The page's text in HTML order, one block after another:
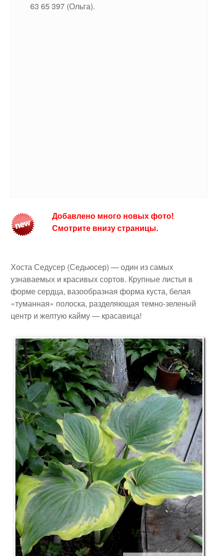
63 65 397 (Ольга).
Добавлено много новых фото!
Смотрите внизу страницы.
Хоста Седусер (Седьюсер) — один из самых
узнаваемых и красивых сортов. Крупные листья в
форме сердца, вазообразная форма куста, белая
«туманная» полоска, разделяющая темно-зеленый
центр и желтую кайму — красавица!